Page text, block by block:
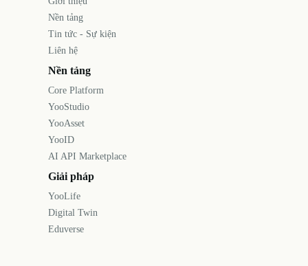
Nền tảng
Tin tức - Sự kiện
Liên hệ
Nền tảng
Core Platform
YooStudio
YooAsset
YooID
AI API Marketplace
Giải pháp
YooLife
Digital Twin
Eduverse